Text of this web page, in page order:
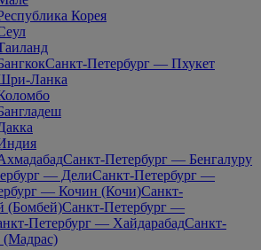
Корея
Санкт-Петербург — Пхукет
Ланка
Санкт-Петербург — Бенгалуру
— ДелиСанкт-Петербург —
— Кочин (Кочи)Санкт-
(Бомбей)Санкт-Петербург —
Петербург — ХайдарабадСанкт-